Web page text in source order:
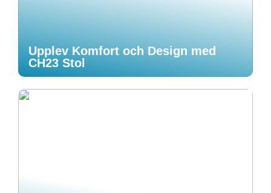
Upplev Komfort och Design med
CH23 Stol